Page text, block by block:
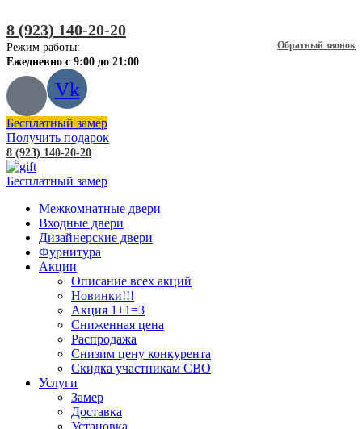
8 (923) 140-20-20
Обратный звонок
Режим работы:
Ежедневно с 9:00 до 21:00
Vk
Бесплатный замер
Получить подарок
8 (923) 140-20-20
Бесплатный замер
Межкомнатные двери
Входные двери
Дизайнерские двери
Фурнитура
Акции
Описание всех акций
Новинки!!!
Акция 1+1=3
Сниженная цена
Распродажа
Снизим цену конкурента
Скидка участникам СВО
Услуги
Замер
Доставка
Установка